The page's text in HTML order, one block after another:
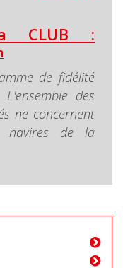
CLUB :
de fidélité
des
ne concernent
navires de la